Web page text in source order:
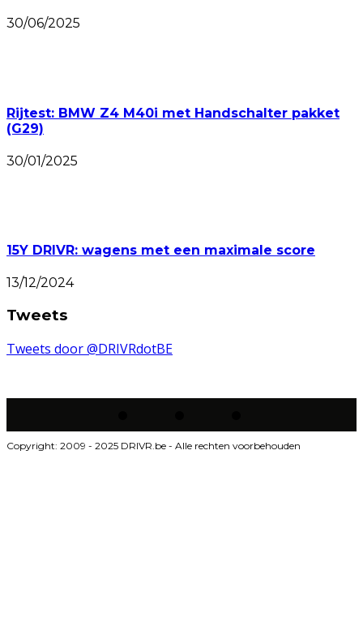
30/06/2025
Rijtest: BMW Z4 M40i met Handschalter pakket
(G29)
30/01/2025
15Y DRIVR: wagens met een maximale score
13/12/2024
Tweets
Tweets door @DRIVRdotBE
Copyright: 2009 - 2025 DRIVR.be - Alle rechten voorbehouden